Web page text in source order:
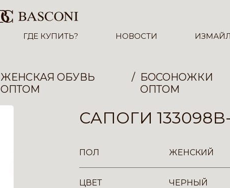
ГДЕ КУПИТЬ? НОВОСТИ
ЖЕНСКАЯ ОБУВЬ
ОПТОМ
БОСОНОЖКИ
ОПТОМ
САПОГИ
ПОЛ ЖЕНСКИЙ
ЦВЕТ ЧЕРНЫЙ